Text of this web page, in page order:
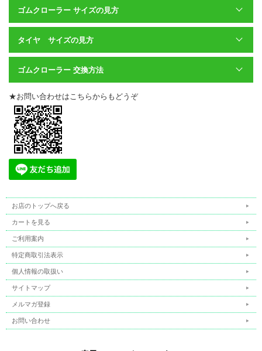
ゴムクローラーに自信があるからこその全種類のゴムクローラー
に保証付き。
他店で安いゴムクローラーを買ってしまい、すぐに切れてしまっ
た・・というお話を伺います。
そうならないためにも品質、価格にこだわった当店のゴムクロー
ラーをおすすめします。ゴムクローラーは作業途中で切れてしま
うと、機体を動かすことができなくなります。
当店のゴムクローラーなら安心してご使用いただけます。
購入前も後も万全のバックアップ
すべての種類のゴムクローラーに安心の保証付き。
ご注文前の商品選定、適合の確認はもちろん、購入後も交換につ
いて、そしてご使用まで万全のアフターフォローにて対応しま
す。
ゴムクローラー サイズの見方
タイヤ サイズの見方
ゴムクローラー 交換方法
★お問い合わせはこちらからもどうぞ
お店のトップへ戻る
カートを見る
ご利用案内
特定商取引法表示
個人情報の取扱い
サイトマップ
メルマガ登録
お問い合わせ